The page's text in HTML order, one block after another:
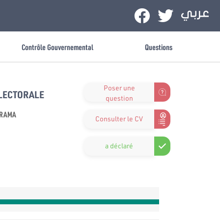
Contrôle Gouvernemental Questions
Poser une
question
Consulter le CV
a déclaré